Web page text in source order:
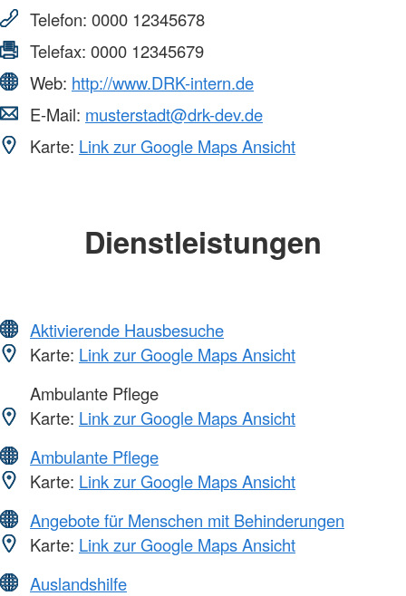
Telefon: 0000 12345678
Telefax: 0000 12345679
Web: http://www.DRK-intern.de
E-Mail: musterstadt@drk-dev.de
Karte: Link zur Google Maps Ansicht
Dienstleistungen
Aktivierende Hausbesuche
Karte: Link zur Google Maps Ansicht
Ambulante Pflege
Karte: Link zur Google Maps Ansicht
Ambulante Pflege
Karte: Link zur Google Maps Ansicht
Angebote für Menschen mit Behinderungen
Karte: Link zur Google Maps Ansicht
Auslandshilfe